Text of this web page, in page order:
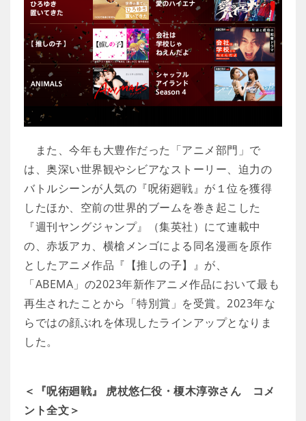
また、今年も大豊作だった「アニメ部門」で
は、奥深い世界観やシビアなストーリー、迫力の
バトルシーンが人気の『呪術廻戦』が１位を獲得
したほか、空前の世界的ブームを巻き起こした
『週刊ヤングジャンプ』（集英社）にて連載中
の、赤坂アカ、横槍メンゴによる同名漫画を原作
としたアニメ作品『【推しの子】』が、
「ABEMA」の2023年新作アニメ作品において最も
再生されたことから「特別賞」を受賞。2023年な
らではの顔ぶれを体現したラインアップとなりま
した。
＜『呪術廻戦』 虎杖悠仁役・榎木淳弥さん コメ
ント全文＞